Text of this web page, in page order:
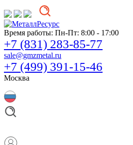
Время работы: Пн-Пт: 8:00 - 17:00
+7 (831) 283-85-77
sale@gmzmetal.ru
+7 (499) 391-15-46
Москва